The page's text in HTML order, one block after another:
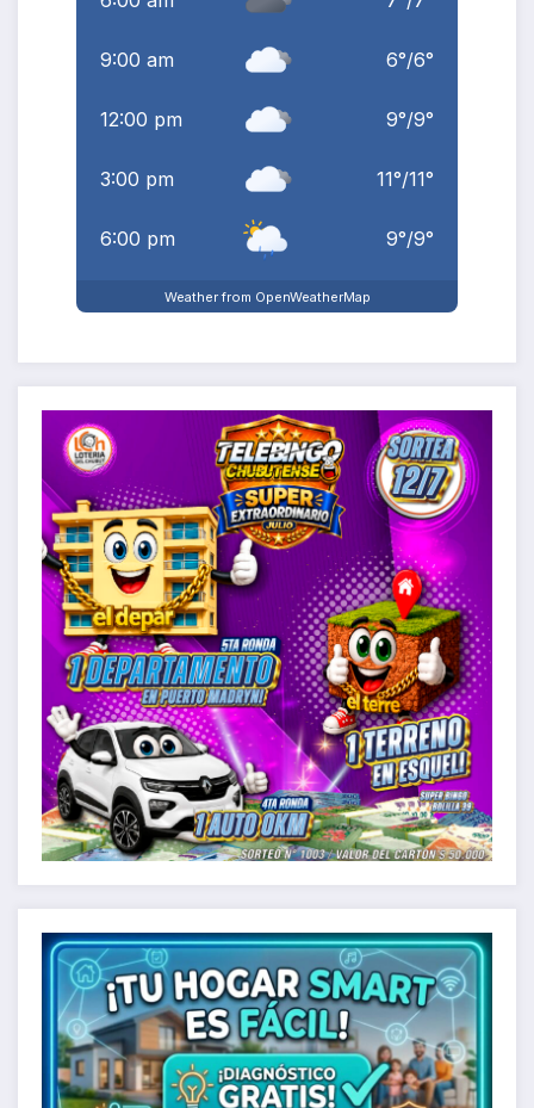
9:00 am 6°/6°
12:00 pm 9°/9°
3:00 pm 11°/11°
6:00 pm 9°/9°
Weather from OpenWeatherMap